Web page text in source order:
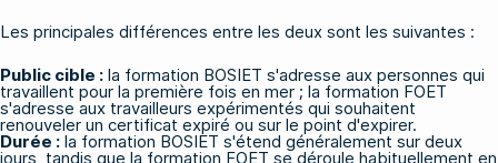
Les principales différences entre les deux sont les suivantes :
Public cible : la formation BOSIET s'adresse aux personnes qui
travaillent pour la première fois en mer ; la formation FOET
s'adresse aux travailleurs expérimentés qui souhaitent
renouveler un certificat expiré ou sur le point d'expirer.
Durée : la formation BOSIET s'étend généralement sur deux
jours, tandis que la formation FOET se déroule habituellement en